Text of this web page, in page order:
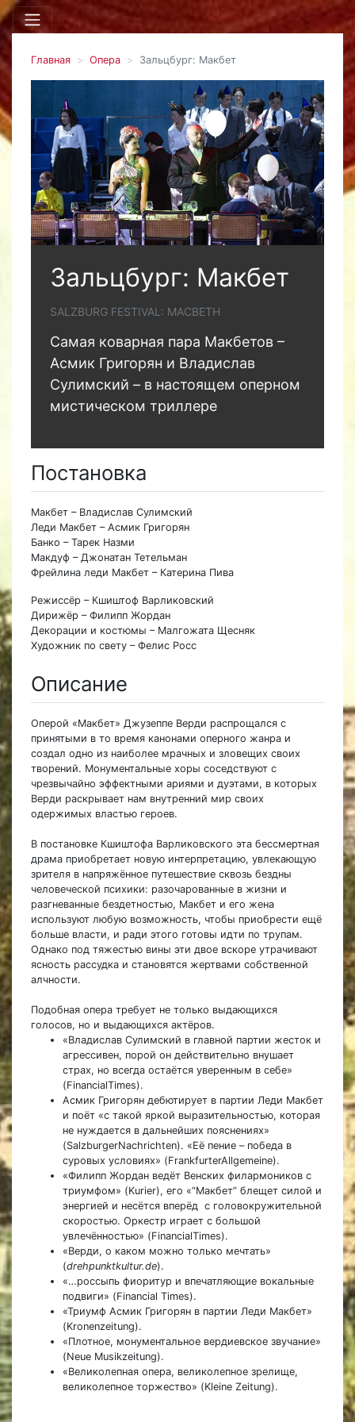
Главная Опера Зальцбург: Макбет
Зальцбург: Макбет
SALZBURG FESTIVAL: MACBETH
Самая коварная пара Макбетов –
Асмик Григорян и Владислав
Сулимский – в настоящем оперном
мистическом триллере
Постановка
Макбет – Владислав Сулимский
Леди Макбет – Асмик Григорян
Банко – Тарек Назми
Макдуф – Джонатан Тетельман
Фрейлина леди Макбет – Катерина Пива
Режиссёр – Кшиштоф Варликовский
Дирижёр – Филипп Жордан
Декорации и костюмы – Малгожата Щесняк
Художник по свету – Фелис Росс
Описание
Оперой «Макбет» Джузеппе Верди распрощался с
принятыми в то время канонами оперного жанра и
создал одно из наиболее мрачных и зловещих своих
творений. Монументальные хоры соседствуют с
чрезвычайно эффектными ариями и дуэтами, в которых
Верди раскрывает нам внутренний мир своих
одержимых властью героев.
В постановке Кшиштофа Варликовского эта бессмертная
драма приобретает новую интерпретацию, увлекающую
зрителя в напряжённое путешествие сквозь бездны
человеческой психики: разочарованные в жизни и
разгневанные бездетностью, Макбет и его жена
используют любую возможность, чтобы приобрести ещё
больше власти, и ради этого готовы идти по трупам.
Однако под тяжестью вины эти двое вскоре утрачивают
ясность рассудка и становятся жертвами собственной
алчности.
Подобная опера требует не только выдающихся
голосов, но и выдающихся актёров.
«Владислав Сулимский в главной партии жесток и
агрессивен, порой он действительно внушает
страх, но всегда остаётся уверенным в себе»
(FinancialTimes).
Асмик Григорян дебютирует в партии Леди Макбет
и поёт «с такой яркой выразительностью, которая
не нуждается в дальнейших пояснениях»
(SalzburgerNachrichten). «Её пение – победа в
суровых условиях» (FrankfurterAllgemeine).
«Филипп Жордан ведёт Венских филармоников с
триумфом» (Kurier), его «“Макбет” блещет силой и
энергией и несётся вперёд с головокружительной
скоростью. Оркестр играет с большой
увлечённостью» (FinancialTimes).
«Верди, о каком можно только мечтать»
(drehpunktkultur.de).
«…россыпь фиоритур и впечатляющие вокальные
подвиги» (Financial Times).
«Триумф Асмик Григорян в партии Леди Макбет»
(Kronenzeitung).
«Плотное, монументальное вердиевское звучание»
(Neue Musikzeitung).
«Великолепная опера, великолепное зрелище,
великолепное торжество» (Kleine Zeitung).